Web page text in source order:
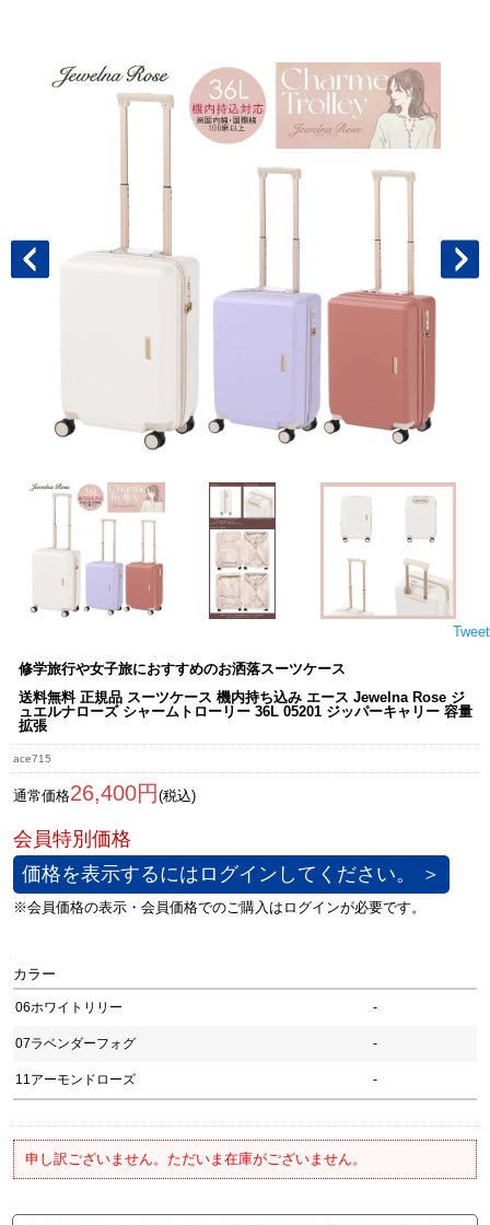
Tweet
修学旅行や女子旅におすすめのお洒落スーツケース
送料無料 正規品 スーツケース 機内持ち込み エース Jewelna Rose ジ
ュエルナローズ シャームトローリー 36L 05201 ジッパーキャリー 容量
拡張
ace715
通常価格26,400円 (税込)
価格を表示するにはログインしてください。 ＞
カラー
06ホワイトリリー -
07ラベンダーフォグ -
11アーモンドローズ -
申し訳ございません。ただいま在庫がございません。